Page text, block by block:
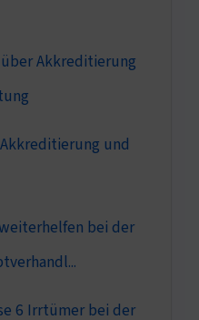
Akkreditierung
und
bei der
6 Irrtümer bei der